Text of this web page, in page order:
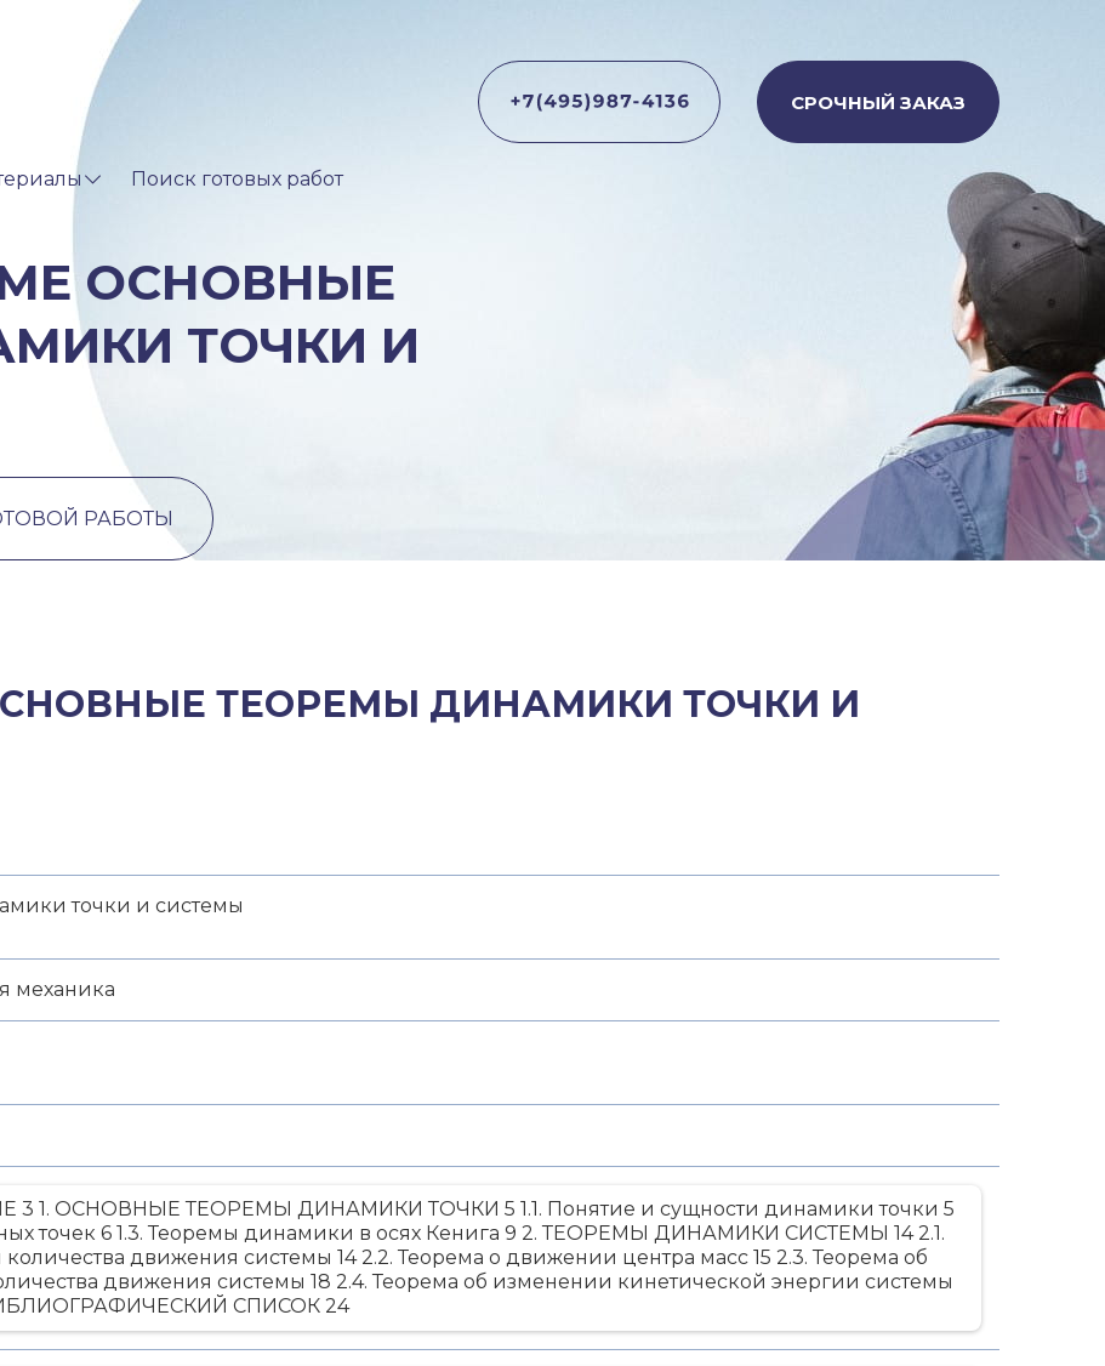
СРОЧНЫЙ ЗАКАЗ
Поиск готовых работ
ОСНОВНЫЕ
ТОЧКИ И
РАБОТЫ
ТЕОРЕМЫ ДИНАМИКИ ТОЧКИ И
точки и системы
механика
3 1. ОСНОВНЫЕ ТЕОРЕМЫ ДИНАМИКИ ТОЧКИ 5 1.1. Понятие и сущности динамики точки 5
точек 6 1.3. Теоремы динамики в осях Кенига 9 2. ТЕОРЕМЫ ДИНАМИКИ СИСТЕМЫ 14 2.1.
движения системы 14 2.2. Теорема о движении центра масс 15 2.3. Теорема об
движения системы 18 2.4. Теорема об изменении кинетической энергии системы
СПИСОК 24